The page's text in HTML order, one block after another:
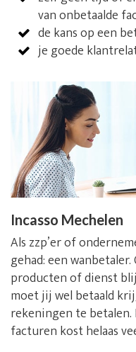
van onbetaalde
de kans op een
je goede
Incasso Mechelen
Als zzp’er of
gehad: een
producten of dienst
moet jij wel betaald
rekeningen te
facturen kost helaas